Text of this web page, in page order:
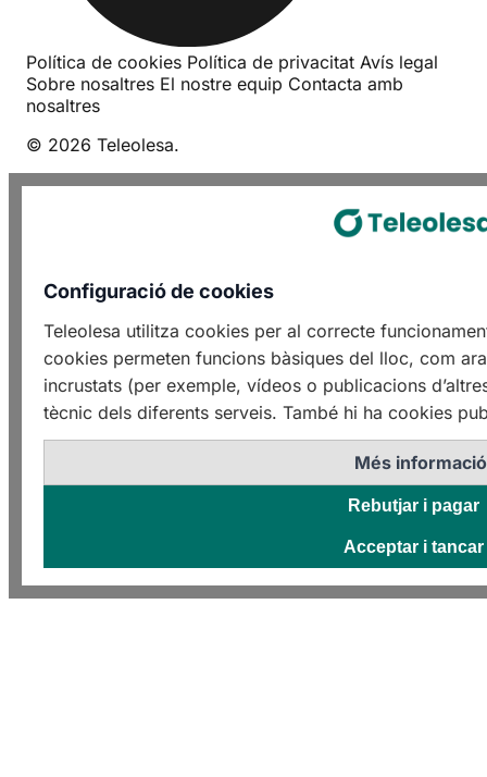
Política de cookies Política de privacitat Avís legal
Sobre nosaltres El nostre equip Contacta amb
nosaltres
© 2026 Teleolesa.
Configuració de cookies
Teleolesa utilitza cookies per al correcte
cookies permeten funcions bàsiques del lloc, com
incrustats (per exemple, vídeos o publicacions
tècnic dels diferents serveis. També hi ha cookies
Més
Rebutjar i pagar
Acceptar i tancar